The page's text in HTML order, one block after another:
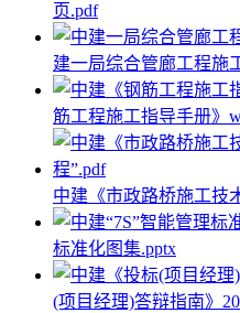
页.pdf
建一局综合管廊工程施
筋工程施工指导手册》
中建《市政路桥施工技
标准化图集.pptx
(项目经理)答辩指南》